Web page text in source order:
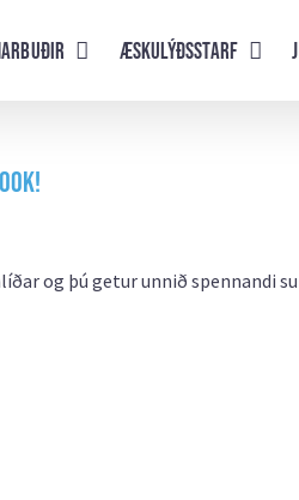
Æskulýðsstarf
og þú getur unnið